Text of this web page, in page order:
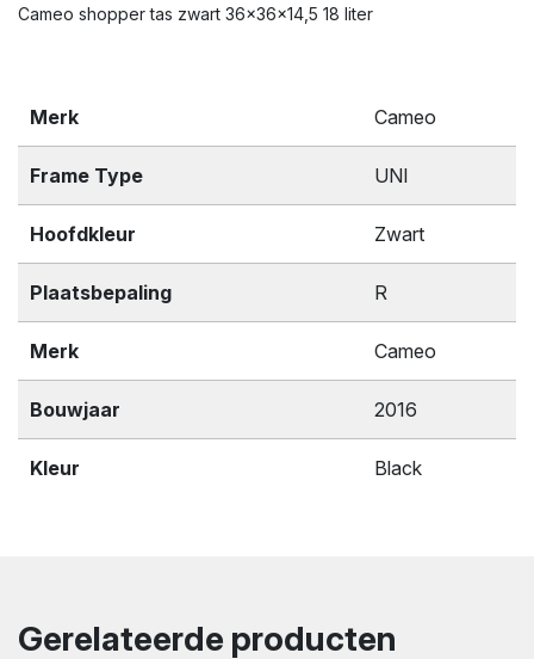
Cameo shopper tas zwart 36x36x14,5 18 liter
Merk Cameo
Frame Type UNI
Hoofdkleur Zwart
Plaatsbepaling R
Merk Cameo
Bouwjaar 2016
Kleur Black
Gerelateerde producten